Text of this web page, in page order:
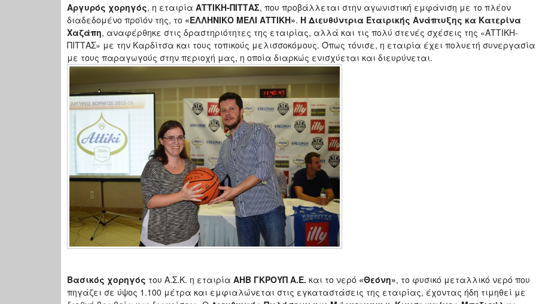
Αργυρός χορηγός, η εταιρία ΑΤΤΙΚΗ-ΠΙΤΤΑΣ, που προβάλλεται στην αγωνιστική εμφάνιση με το πλέον
διαδεδομένο προϊόν της, το «ΕΛΛΗΝΙΚΟ ΜΕΛΙ ΑΤΤΙΚΗ». Η Διευθύντρια Εταιρικής Ανάπτυξης κα Κατερίνα
Χαζάπη, αναφέρθηκε στις δραστηριότητες της εταιρίας, αλλά και τις πολύ στενές σχέσεις της «ΑΤΤΙΚΗ-
ΠΙΤΤΑΣ» με την Καρδίτσα και τους τοπικούς μελισσοκόμους. Όπως τόνισε, η εταιρία έχει πολυετή συνεργασία
με τους παραγωγούς στην περιοχή μας, η οποία διαρκώς ενισχύεται και διευρύνεται.
Βασικός χορηγός του Α.Σ.Κ. η εταιρία ΑΗΒ ΓΚΡΟΥΠ Α.Ε. και το νερό «Θεόνη», το φυσικό μεταλλικό νερό που
πηγάζει σε ύψος 1.100 μέτρα και εμφιαλώνεται στις εγκαταστάσεις της εταιρίας, έχοντας ήδη τιμηθεί με